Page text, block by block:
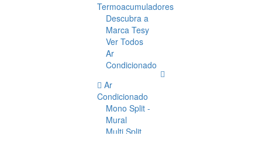
Termoacumuladores
Descubra a
Marca Tesy
Ver Todos
Ar
Condicionado
Ar
Condicionado
Mono Split -
Mural
Multi Split